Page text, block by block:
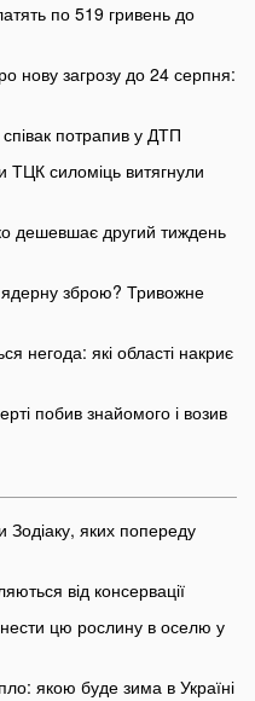
по 519 гривень до
нову загрозу до 24 серпня:
потрапив у ДТП
ТЦК силоміць витягнули
дешевшає другий тиждень
ядерну зброю? Тривожне
негода: які області накриє
побив знайомого і возив
Зодіаку, яких попереду
від консервації
цю рослину в оселю у
якою буде зима в Україні